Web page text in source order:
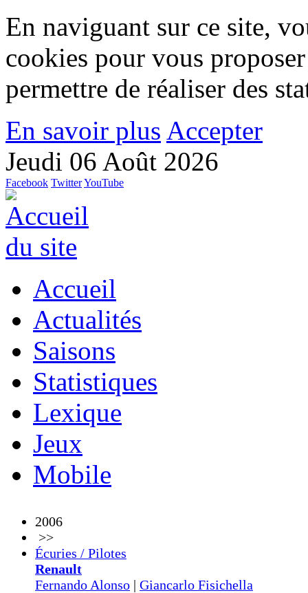
En naviguant sur ce site,
cookies pour vous
permettre de réaliser des
En savoir plus Accepter
Jeudi 06 Août 2026
Facebook TwitterYouTube
Accueil
Actualités
Saisons
Statistiques
Lexique
Jeux
Mobile
2006
>>
Écuries / Pilotes
Renault
Fernando Alonso | Giancarlo Fisichella